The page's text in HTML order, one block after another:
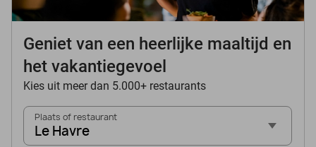
Geniet van een heerlijke maaltijd en
het vakantiegevoel
Kies uit meer dan 5.000+ restaurants
Plaats of restaurant
Le Havre